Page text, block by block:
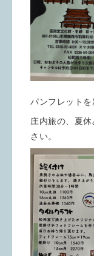
パンフレットを
庄内旅の、夏
さい。